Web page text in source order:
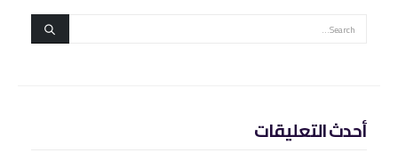
أحدث التعليقات